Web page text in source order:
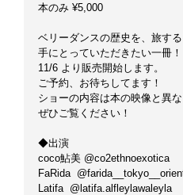
本のみ ¥5,000
ベリーダンスの歴史を、旅す
手にとっていただきたい一冊！
11/6 より販売開始します。
ご予約、お待ちしてます！
ショーの内容は本の映像と異な
ぜひご覧ください！
◆出演
coco鮎美 @co2ethnoexotica
FaRida
Latifa  @latifa.alfleylawaleyla